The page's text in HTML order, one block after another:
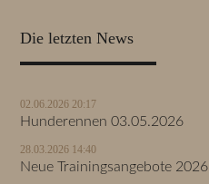
Die letzten News
02.06.2026 20:17
Hunderennen 03.05.2026
28.03.2026 14:40
Neue Trainingsangebote 2026